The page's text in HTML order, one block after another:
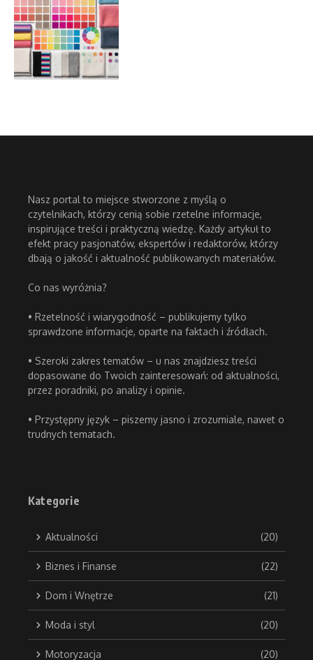
Nasz portal to miejsce stworzone z myślą o
czytelnikach, którzy cenią sobie rzetelne informacje,
inspirujące treści i praktyczną wiedzę. Każdy artykuł to
efekt pracy pasjonatów, ekspertów i redaktorów, którzy
dbają o jakość i aktualność publikowanych materiałów.
Co nas wyróżnia?
• Rzetelność i wiarygodność – publikujemy tylko
sprawdzone informacje, oparte na faktach i źródłach.
• Szeroki zakres tematów – u nas znajdziesz treści
dopasowane do Twoich zainteresowań: od aktualności,
przez poradniki, po analizy i opinie.
• Przystępny język – piszemy jasno i zrozumiale, nawet o
trudnych tematach.
Kategorie
Aktualności (20)
Biznes i Finanse (22)
Dom i Wnętrze (21)
Moda i styl (20)
Motoryzacja (20)